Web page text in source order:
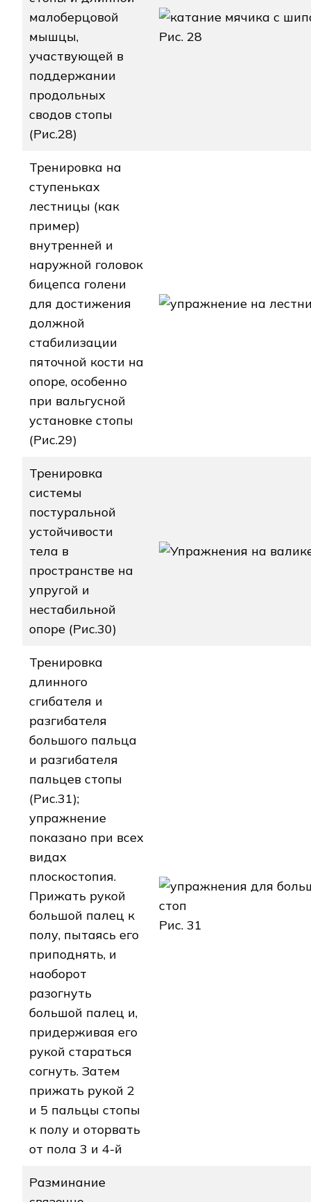
малоберцовой
мышцы,
участвующей в
поддержании
продольных
сводов стопы
(Рис.28)
Рис. 28
Тренировка на
ступеньках
лестницы (как
пример)
внутренней и
наружной головок
бицепса голени
для достижения
должной
стабилизации
пяточной кости на
опоре, особенно
при вальгусной
установке стопы
(Рис.29)
Тренировка
системы
постуральной
устойчивости
тела в
пространстве на
упругой и
нестабильной
опоре (Рис.30)
Тренировка
длинного
сгибателя и
разгибателя
большого пальца
и разгибателя
пальцев стопы
(Рис.31);
упражнение
показано при всех
видах
плоскостопия.
Прижать рукой
большой палец к
полу, пытаясь его
приподнять, и
наоборот
разогнуть
большой палец и,
придерживая его
рукой стараться
согнуть. Затем
прижать рукой 2
и 5 пальцы стопы
к полу и оторвать
от пола 3 и 4-й
Рис. 31
Разминание